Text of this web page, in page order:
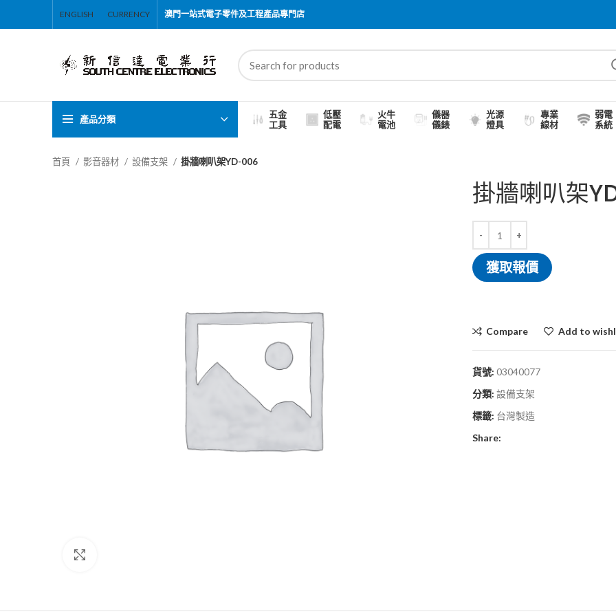
ENGLISH CURRENCY 澳門一站式電子零件及工程產品專門店
產品分類
五金
工具
低壓
配電
火牛
電池
儀器
儀錶
光源
燈具
專業
線材
弱電
系統
首頁 影音器材 設備支架 掛牆喇叭架YD-006
掛牆喇叭架
獲取報價
Compare Add to
貨號: 03040077
分類: 設備支架
標籤: 台灣製造
Share: